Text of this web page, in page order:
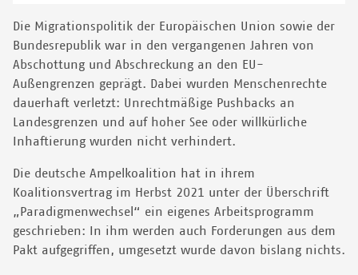
Die Migrationspolitik der Europäischen Union sowie der
Bundesrepublik war in den vergangenen Jahren von
Abschottung und Abschreckung an den EU-
Außengrenzen geprägt. Dabei wurden Menschenrechte
dauerhaft verletzt: Unrechtmäßige Pushbacks an
Landesgrenzen und auf hoher See oder willkürliche
Inhaftierung wurden nicht verhindert.
Die deutsche Ampelkoalition hat in ihrem
Koalitionsvertrag im Herbst 2021 unter der Überschrift
„Paradigmenwechsel“ ein eigenes Arbeitsprogramm
geschrieben: In ihm werden auch Forderungen aus dem
Pakt aufgegriffen, umgesetzt wurde davon bislang nichts.